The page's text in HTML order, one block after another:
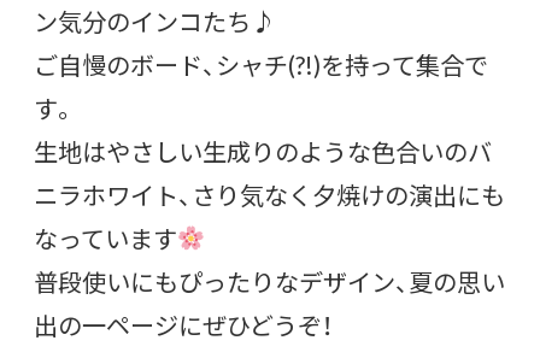
ン気分のインコたち♪
ご自慢のボード、シャチ(?!)を持って集合で
す。
生地はやさしい生成りのような色合いのバ
ニラホワイト、さり気なく夕焼けの演出にも
なっています
普段使いにもぴったりなデザイン、夏の思い
出の一ページにぜひどうぞ！